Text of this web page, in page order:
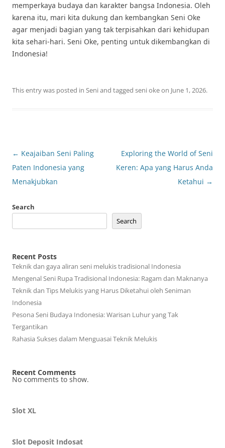
memperkaya budaya dan karakter bangsa Indonesia. Oleh
karena itu, mari kita dukung dan kembangkan Seni Oke
agar menjadi bagian yang tak terpisahkan dari kehidupan
kita sehari-hari. Seni Oke, penting untuk dikembangkan di
Indonesia!
This entry was posted in Seniand tagged seni okeon June 1, 2026.
Post
navigation
← Keajaiban Seni Paling
Paten Indonesia yang
Menakjubkan
Exploring the World of Seni
Keren: Apa yang Harus Anda
Ketahui →
Search
Search
Recent Posts
Teknik dan gaya aliran seni melukis tradisional Indonesia
Mengenal Seni Rupa Tradisional Indonesia: Ragam dan Maknanya
Teknik dan Tips Melukis yang Harus Diketahui oleh Seniman
Indonesia
Pesona Seni Budaya Indonesia: Warisan Luhur yang Tak
Tergantikan
Rahasia Sukses dalam Menguasai Teknik Melukis
Recent Comments
No comments to show.
Slot XL
Slot Deposit Indosat